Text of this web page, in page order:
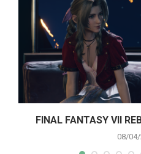
FINAL FANTASY VII
08/